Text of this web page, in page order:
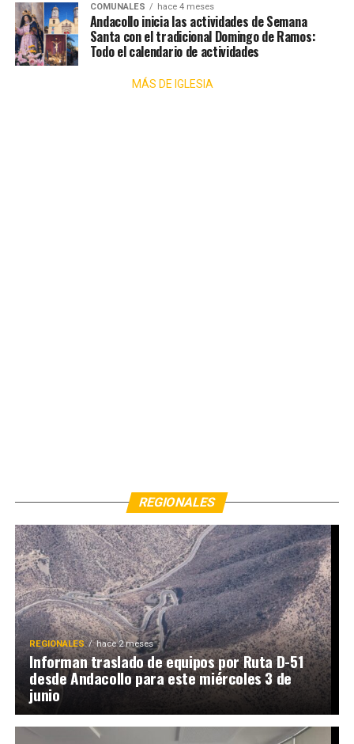
COMUNALES hace 4 meses
Andacollo inicia las actividades de Semana
Santa con el tradicional Domingo de Ramos:
Todo el calendario de actividades
MÁS DE IGLESIA
REGIONALES
REGIONALES hace 2 meses
Informan traslado de equipos por Ruta D-51
desde Andacollo para este miércoles 3 de
junio